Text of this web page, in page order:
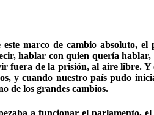
marco de cambio absoluto,
hablar con quien quería
fuera de la prisión, al aire libre. Y
y cuando nuestro país pudo
de los grandes cambios.
a funcionar el parlamento,